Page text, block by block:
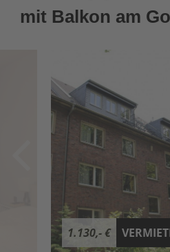
mit Balkon am
1.130,- €